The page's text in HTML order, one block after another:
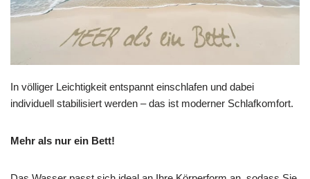
In völliger Leichtigkeit entspannt einschlafen und dabei
individuell stabilisiert werden – das ist moderner Schlafkomfort.
Mehr als nur ein Bett!